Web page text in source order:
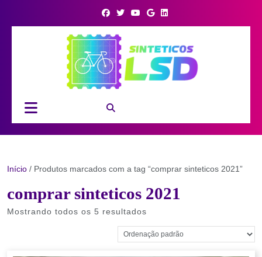
Button
Início / Produtos marcados com a tag “comprar sinteticos 2021”
comprar sinteticos 2021
Mostrando todos os 5 resultados